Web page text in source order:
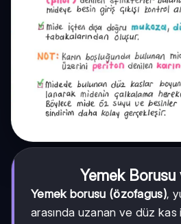
Yemek
Yemek borusu (özofagus),
arasında uzanan ve düz kas